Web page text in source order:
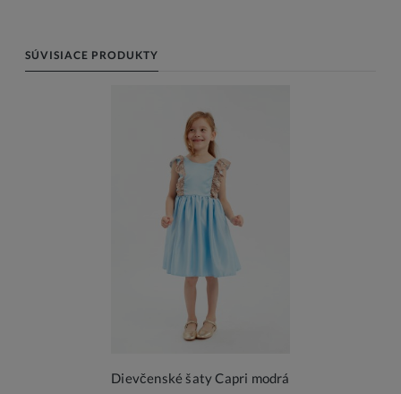
SÚVISIACE PRODUKTY
Dievčenské šaty Capri modrá